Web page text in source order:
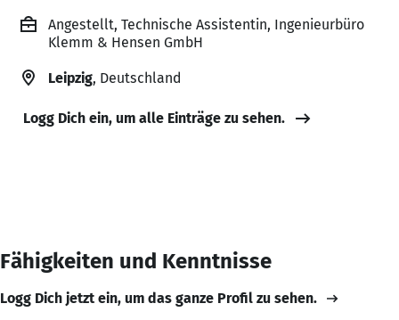
Angestellt, Technische Assistentin, Ingenieurbüro
Klemm & Hensen GmbH
Leipzig, Deutschland
Logg Dich ein, um alle Einträge zu sehen.
Fähigkeiten und Kenntnisse
Logg Dich jetzt ein, um das ganze Profil zu sehen.